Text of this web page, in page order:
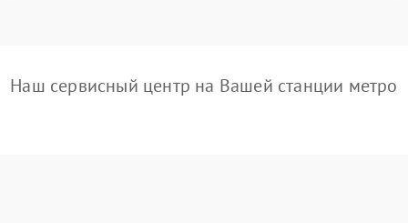
Наш сервисный центр на Вашей станции метро